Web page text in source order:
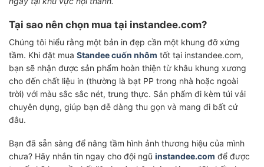
Tại sao nên chọn mua tại instandee.com?
Chúng tôi hiểu rằng một bản in đẹp cần một khung đỡ xứng
tầm. Khi đặt mua Standee cuốn nhôm tốt tại instandee.com,
bạn sẽ nhận được sản phẩm hoàn thiện từ khâu khung xương
cho đến chất liệu in (thường là bạt PP trong nhà hoặc ngoài
trời) với màu sắc sắc nét, trung thực. Sản phẩm đi kèm túi vải
chuyên dụng, giúp bạn dễ dàng thu gọn và mang đi bất cứ
đâu.
Bạn đã sẵn sàng để nâng tầm hình ảnh thương hiệu của mình
chưa? Hãy nhắn tin ngay cho đội ngũ instandee.com để được